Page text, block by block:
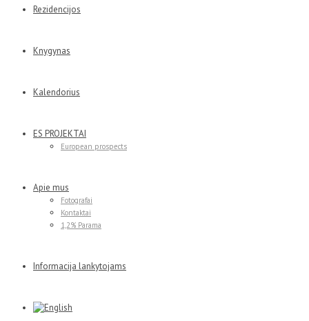
Rezidencijos
Knygynas
Kalendorius
ES PROJEKTAI
European prospects
Apie mus
Fotografai
Kontaktai
1,2% Parama
Informacija lankytojams